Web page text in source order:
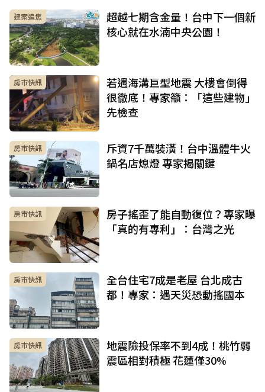
建案追焦
超越七期含金量！台中下一個新
核心就在水湳中央公園！
房市快訊
若遇海溝巨型地震 大樓會倒得
很徹底！專家籲：「這些建物」
先檢查
房市快訊
斥資7千萬裝潢！台中溫體牛火
鍋名店熄燈 專家揭關鍵
房市快訊
房子搖歪了能自動復位？專家曝
「真的有專利」：台灣之光
房市快訊
全台住宅7成是老屋 台北成古
都！專家：遇天災恐動搖國本
房市快訊
地震險投保率不到4成！桃竹弱
震區相對積極 花蓮僅30%